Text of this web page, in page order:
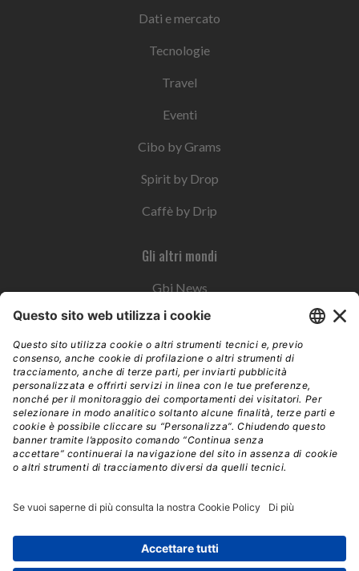
Dati e mercato
Tecnologie
Travel
Eventi
Cibo by Grams
Spirit by Drop
Caffè by Drip
Gli altri mondi
Gbi News
Instoremag
Esplora il gruppo
Edra Edizioni
Edizioni LSWR
LSWR Group
Mixer è un prodotto del network Edra Edizioni. Direzione, amministrazione,
redazione, pubblicità | © Copyright 2026 – Tutti i diritti riservati | Partita IVA e C.F.